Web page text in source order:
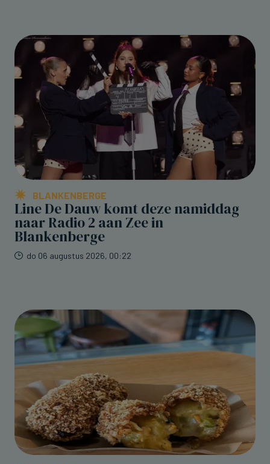
BLANKENBERGE
Line De Dauw komt deze namiddag
naar Radio 2 aan Zee in
Blankenberge
do 06 augustus 2026, 00:22